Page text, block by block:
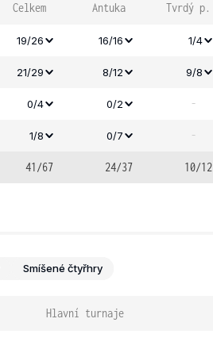
Celkem Antuka Tvrdý p.
19/26 16/16 1/4
21/29 8/12 9/8
0/4 0/2 -
1/8 0/7 -
41/67 24/37 10/12
Smíšené čtyřhry
Hlavní turnaje